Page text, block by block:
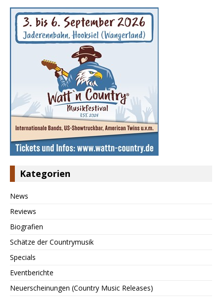
Kategorien
News
Reviews
Biografien
Schätze der Countrymusik
Specials
Eventberichte
Neuerscheinungen (Country Music Releases)